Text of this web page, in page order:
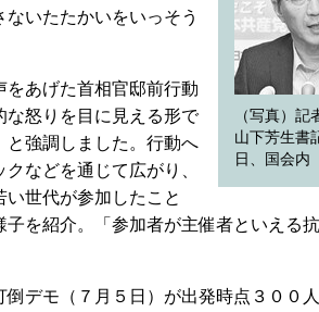
（写真）記
山下芳生書
日、国会内
いたたかいをいっそう
あげた首相官邸前行動
な怒りを目に見える形で
と強調しました。行動へ
などを通じて広がり、
世代が参加したこと
を紹介。「参加者が主催者といえる
デモ（７月５日）が出発時点３００